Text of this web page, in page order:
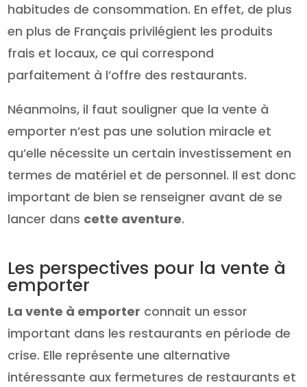
habitudes de consommation. En effet, de plus
en plus de Français privilégient les produits
frais et locaux, ce qui correspond
parfaitement à l’offre des restaurants.
Néanmoins, il faut souligner que la vente à
emporter n’est pas une solution miracle et
qu’elle nécessite un certain investissement en
termes de matériel et de personnel. Il est donc
important de bien se renseigner avant de se
lancer dans cette aventure.
Les perspectives pour la vente à
emporter
La vente à emporter connait un essor
important dans les restaurants en période de
crise. Elle représente une alternative
intéressante aux fermetures de restaurants et